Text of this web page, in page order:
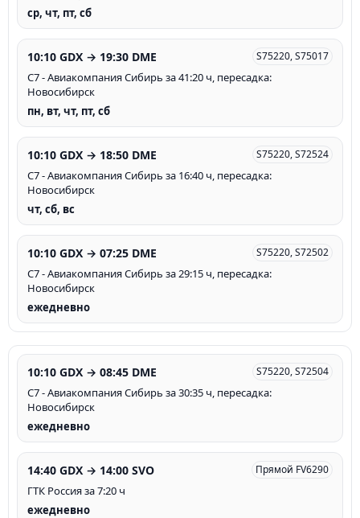
ср, чт, пт, сб
10:10 GDX → 19:30 DME S75220, S75017
С7 - Авиакомпания Сибирь за 41:20 ч, пересадка:
Новосибирск
пн, вт, чт, пт, сб
10:10 GDX → 18:50 DME S75220, S72524
С7 - Авиакомпания Сибирь за 16:40 ч, пересадка:
Новосибирск
чт, сб, вс
10:10 GDX → 07:25 DME S75220, S72502
С7 - Авиакомпания Сибирь за 29:15 ч, пересадка:
Новосибирск
ежедневно
10:10 GDX → 08:45 DME S75220, S72504
С7 - Авиакомпания Сибирь за 30:35 ч, пересадка:
Новосибирск
ежедневно
14:40 GDX → 14:00 SVO Прямой FV6290
ГТК Россия за 7:20 ч
ежедневно